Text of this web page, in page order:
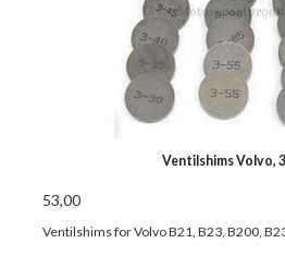
Ventilshims Volvo,
53,00
Ventilshims for Volvo B21, B23, B200,